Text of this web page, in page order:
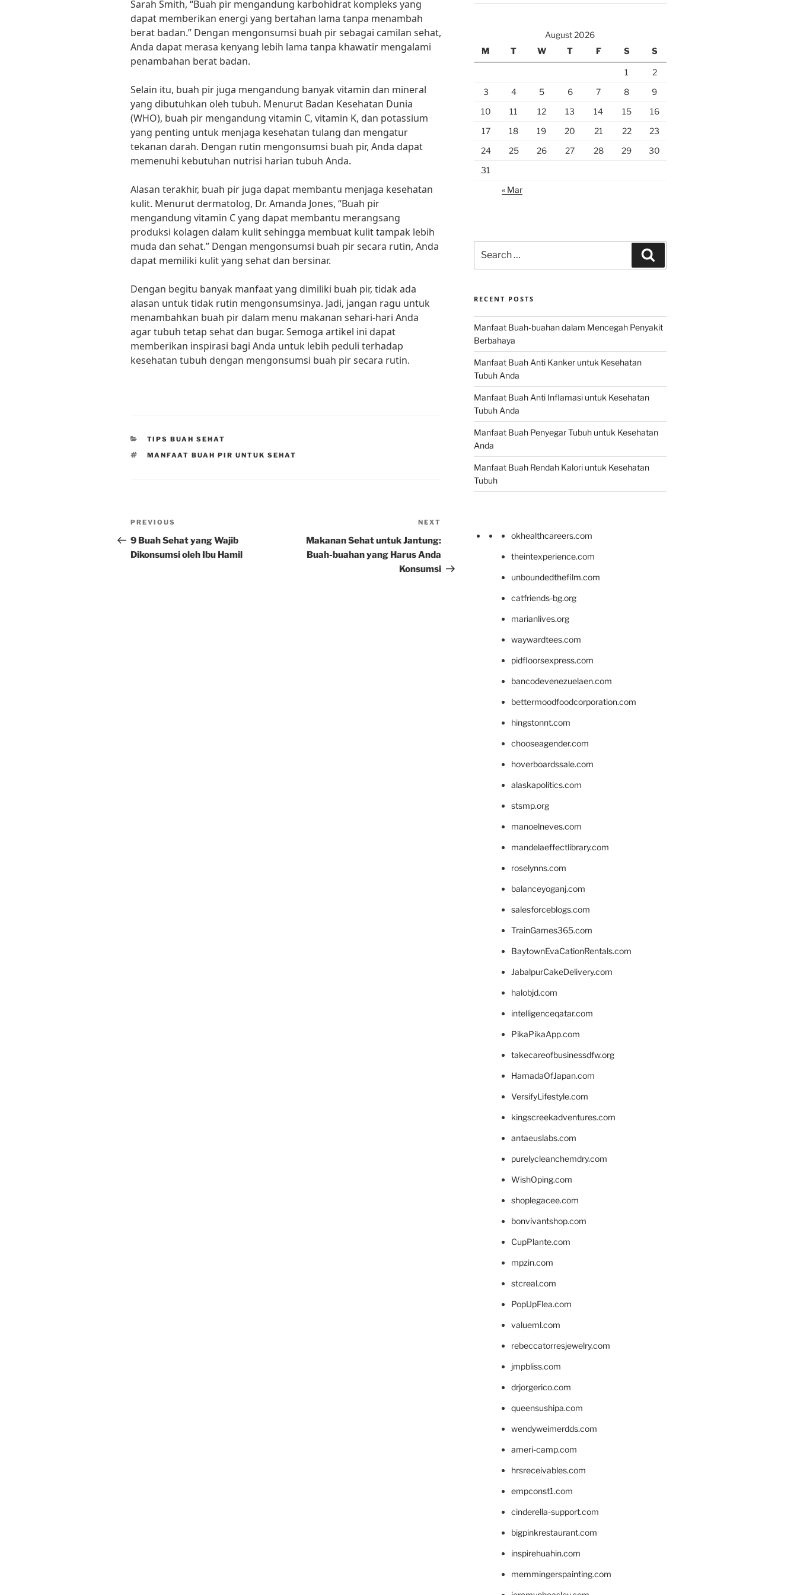
Sarah Smith, “Buah pir mengandung karbohidrat kompleks yang
dapat memberikan energi yang bertahan lama tanpa menambah
berat badan.” Dengan mengonsumsi buah pir sebagai camilan sehat,
Anda dapat merasa kenyang lebih lama tanpa khawatir mengalami
penambahan berat badan.
Selain itu, buah pir juga mengandung banyak vitamin dan mineral
yang dibutuhkan oleh tubuh. Menurut Badan Kesehatan Dunia
(WHO), buah pir mengandung vitamin C, vitamin K, dan potassium
yang penting untuk menjaga kesehatan tulang dan mengatur
tekanan darah. Dengan rutin mengonsumsi buah pir, Anda dapat
memenuhi kebutuhan nutrisi harian tubuh Anda.
Alasan terakhir, buah pir juga dapat membantu menjaga kesehatan
kulit. Menurut dermatolog, Dr. Amanda Jones, “Buah pir
mengandung vitamin C yang dapat membantu merangsang
produksi kolagen dalam kulit sehingga membuat kulit tampak lebih
muda dan sehat.” Dengan mengonsumsi buah pir secara rutin, Anda
dapat memiliki kulit yang sehat dan bersinar.
Dengan begitu banyak manfaat yang dimiliki buah pir, tidak ada
alasan untuk tidak rutin mengonsumsinya. Jadi, jangan ragu untuk
menambahkan buah pir dalam menu makanan sehari-hari Anda
agar tubuh tetap sehat dan bugar. Semoga artikel ini dapat
memberikan inspirasi bagi Anda untuk lebih peduli terhadap
kesehatan tubuh dengan mengonsumsi buah pir secara rutin.
CATEGORIES
TIPS BUAH SEHAT
TAGS
MANFAAT BUAH PIR UNTUK SEHAT
Post
navigation
Previous
Post
PREVIOUS
9 Buah Sehat yang Wajib
Dikonsumsi oleh Ibu Hamil
Post
NEXT
Makanan Sehat untuk Jantung:
Buah-buahan yang Harus Anda
Konsumsi
August 2026
M
T W T F S S
1
2
3
4 5 6 7 8
9
10
11 12 13 14 15
16
17
18 19 20 21 22
23
24
25 26 27 28 29
30
31
« Mar
for:
RECENT POSTS
Manfaat Buah-buahan dalam Mencegah Penyakit
Berbahaya
Manfaat Buah Anti Kanker untuk Kesehatan
Tubuh Anda
Manfaat Buah Anti Inflamasi untuk Kesehatan
Tubuh Anda
Manfaat Buah Penyegar Tubuh untuk Kesehatan
Anda
Manfaat Buah Rendah Kalori untuk Kesehatan
Tubuh
okhealthcareers.com
theintexperience.com
unboundedthefilm.com
catfriends-bg.org
marianlives.org
waywardtees.com
pidfloorsexpress.com
bancodevenezuelaen.com
bettermoodfoodcorporation.com
hingstonnt.com
chooseagender.com
hoverboardssale.com
alaskapolitics.com
stsmp.org
manoelneves.com
mandelaeffectlibrary.com
roselynns.com
balanceyoganj.com
salesforceblogs.com
TrainGames365.com
BaytownEvaCationRentals.com
JabalpurCakeDelivery.com
halobjd.com
intelligenceqatar.com
PikaPikaApp.com
takecareofbusinessdfw.org
HamadaOfJapan.com
VersifyLifestyle.com
kingscreekadventures.com
antaeuslabs.com
purelycleanchemdry.com
WishOping.com
shoplegacee.com
bonvivantshop.com
CupPlante.com
mpzin.com
stcreal.com
PopUpFlea.com
valueml.com
rebeccatorresjewelry.com
jmpbliss.com
drjorgerico.com
queensushipa.com
wendyweimerdds.com
ameri-camp.com
hrsreceivables.com
empconst1.com
cinderella-support.com
bigpinkrestaurant.com
inspirehuahin.com
memmingerspainting.com